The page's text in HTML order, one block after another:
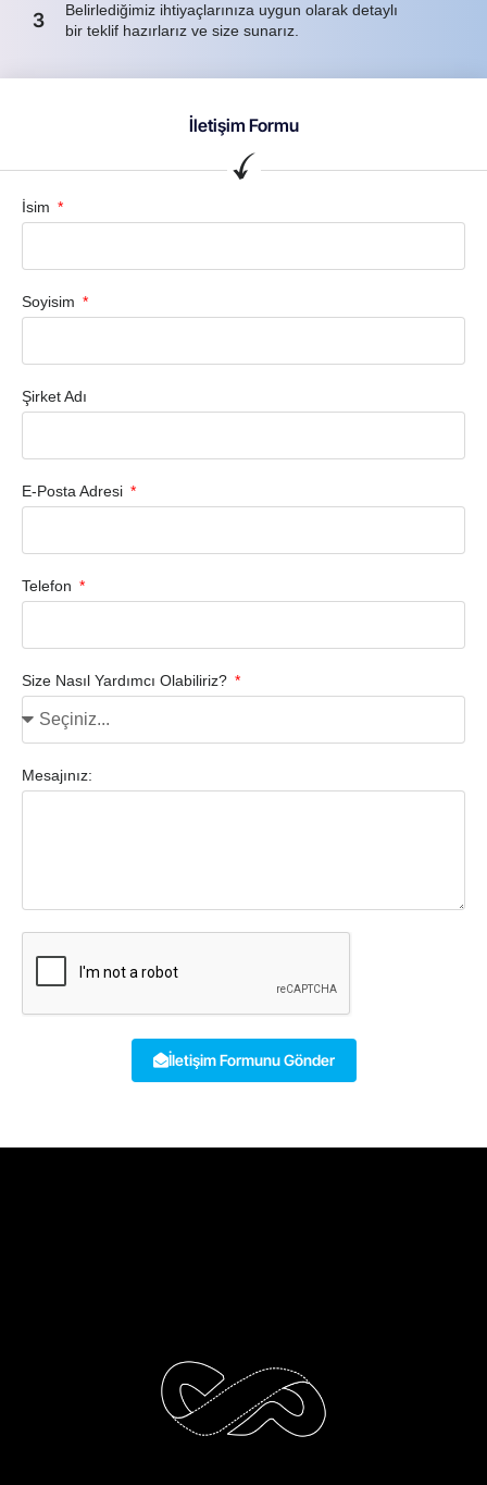
3
Belirlediğimiz ihtiyaçlarınıza uygun olarak detaylı
bir teklif hazırlarız ve size sunarız.
İletişim Formu
İsim
Soyisim
Şirket Adı
E-Posta Adresi
Telefon
Size Nasıl Yardımcı Olabiliriz?
Mesajınız:
İletişim Formunu Gönder